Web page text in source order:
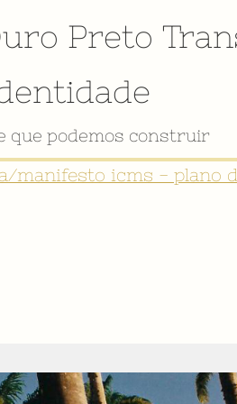
Preto
que podemos construir
manifesto icms - plano